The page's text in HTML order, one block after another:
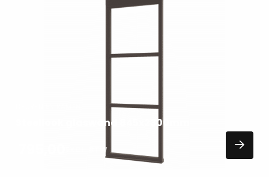
Steellook glaswand 845x2300mm
EXCL. BTW